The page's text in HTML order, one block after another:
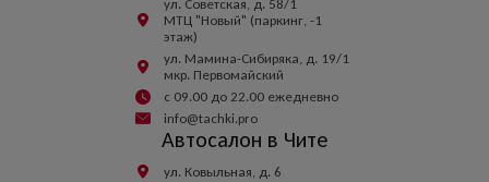
ул. Советская, д. 58/1
МТЦ "Новый" (паркинг, -1
этаж)
ул. Мамина-Сибиряка, д. 19/1
мкр. Первомайский
с 09.00 до 22.00 ежедневно
info@tachki.pro
Автосалон в Чите
ул. Ковыльная, д. 6